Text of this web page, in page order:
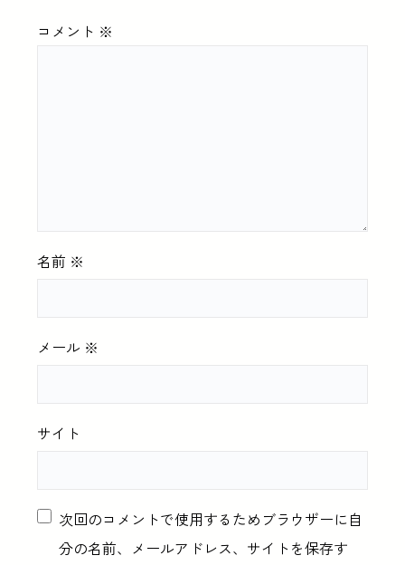
コメント ※
名前 ※
メール ※
サイト
次回のコメントで使用するためブラウザーに自
分の名前、メールアドレス、サイトを保存す